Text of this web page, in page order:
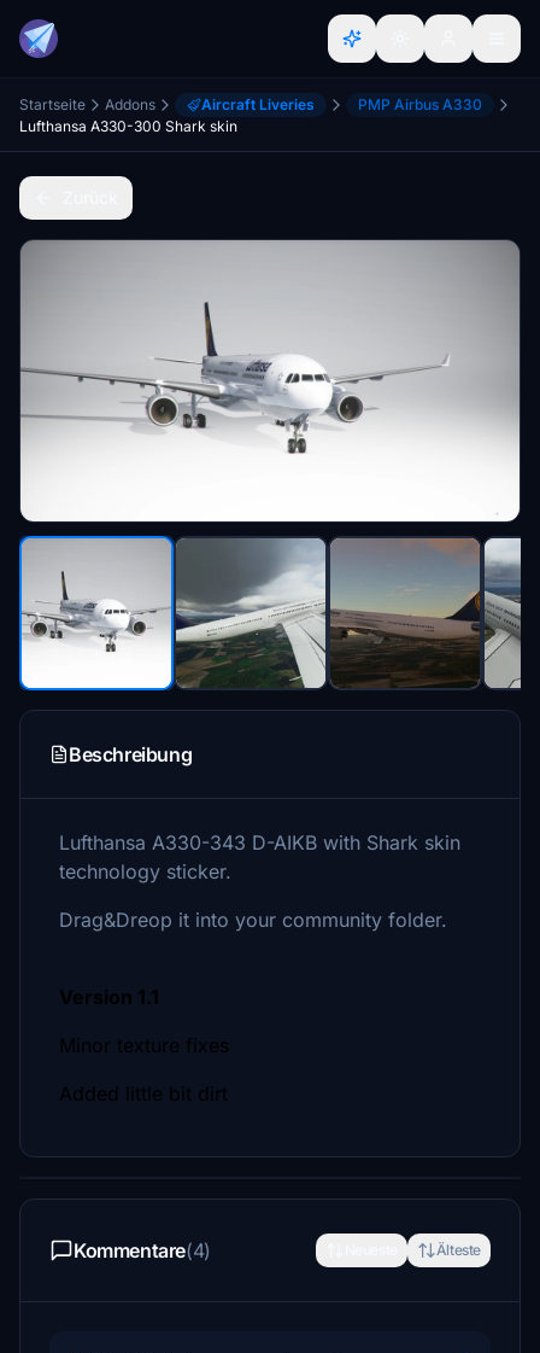
Startseite Addons Aircraft Liveries
PMP Airbus A330
Lufthansa A330-300 Shark skin
Beschreibung
Lufthansa A330-343 D-AIKB with Shark skin
technology sticker.
Drag&Dreop it into your community folder.
Version 1.1
Minor texture fixes
Added little bit dirt
Kommentare(4) Älteste